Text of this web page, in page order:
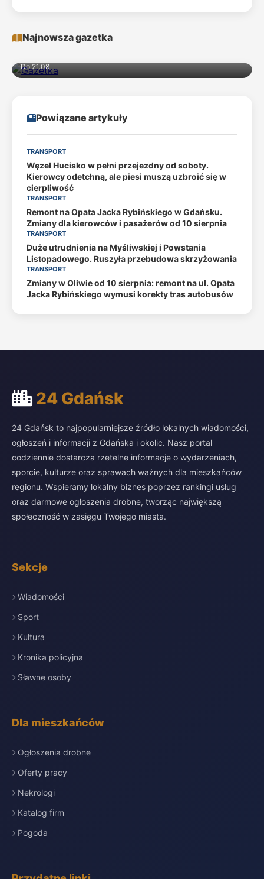
Najnowsza gazetka
Do 21.08
Powiązane artykuły
TRANSPORT
Węzeł Hucisko w pełni przejezdny od soboty.
Kierowcy odetchną, ale piesi muszą uzbroić się w
cierpliwość
TRANSPORT
Remont na Opata Jacka Rybińskiego w Gdańsku.
Zmiany dla kierowców i pasażerów od 10 sierpnia
TRANSPORT
Duże utrudnienia na Myśliwskiej i Powstania
Listopadowego. Ruszyła przebudowa skrzyżowania
TRANSPORT
Zmiany w Oliwie od 10 sierpnia: remont na ul. Opata
Jacka Rybińskiego wymusi korekty tras autobusów
24 Gdańsk
24 Gdańsk to najpopularniejsze źródło lokalnych wiadomości,
ogłoszeń i informacji z Gdańska i okolic. Nasz portal
codziennie dostarcza rzetelne informacje o wydarzeniach,
sporcie, kulturze oraz sprawach ważnych dla mieszkańców
regionu. Wspieramy lokalny biznes poprzez rankingi usług
oraz darmowe ogłoszenia drobne, tworząc największą
społeczność w zasięgu Twojego miasta.
Sekcje
Wiadomości
Sport
Kultura
Kronika policyjna
Sławne osoby
Dla mieszkańców
Ogłoszenia drobne
Oferty pracy
Nekrologi
Katalog firm
Pogoda